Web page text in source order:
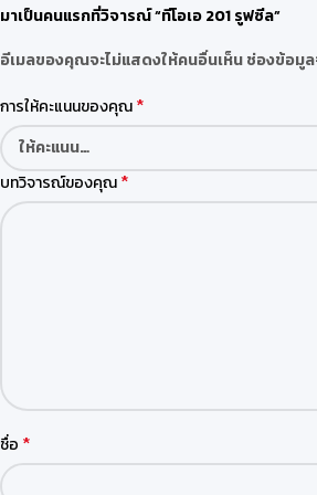
มาเป็นคนแรกที่วิจารณ์ “ทีโอเอ 201 รูฟซีล”
อีเมลของคุณจะไม่แสดงให้คนอื่นเห็นช่องข้อมูล
การให้คะแนนของคุณ*
บทวิจารณ์ของคุณ*
ชื่อ *